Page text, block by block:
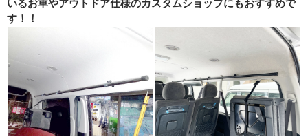
いるお車やアウトドア仕様のカスタムショップにもおすすめで
す！！